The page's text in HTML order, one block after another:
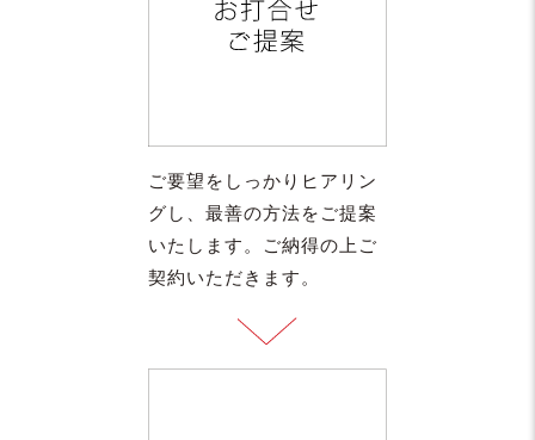
ご要望をしっかりヒアリン
グし、最善の方法をご提案
いたします。ご納得の上ご
契約いただきます。